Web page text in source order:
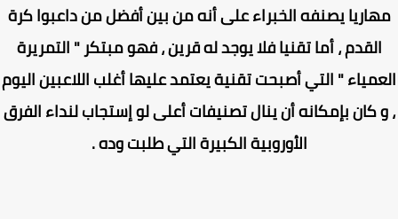
يصنفه الخبراء على أنه من بين أفضل من داعبوا كرة
القدم ، أما تقنيا فلا يوجد له قرين ، فهو مبتكر " التمريرة
" التي أصبحت تقنية يعتمد عليها أغلب اللاعبين اليوم
كان بإمكانه أن ينال تصنيفات أعلى لو إستجاب لنداء الفرق
الأوروبية الكبيرة التي طلبت وده .